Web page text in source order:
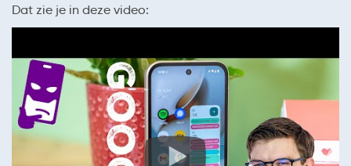
Dat zie je in deze video: